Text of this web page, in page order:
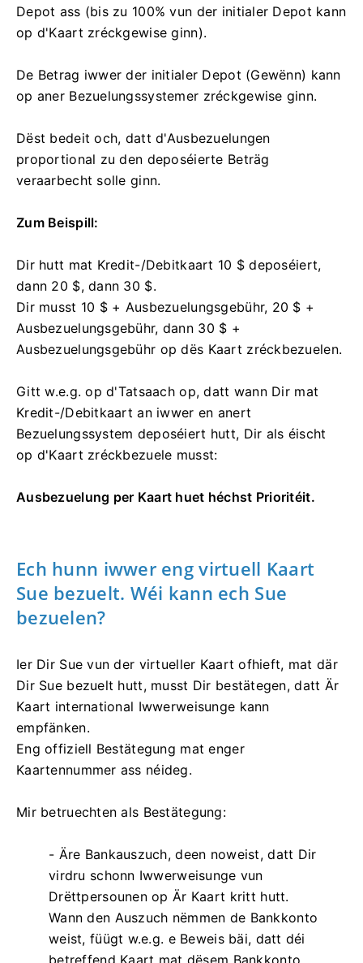
Depot ass (bis zu 100% vun der initialer Depot kann
op d'Kaart zréckgewise ginn).
De Betrag iwwer der initialer Depot (Gewënn) kann
op aner Bezuelungssystemer zréckgewise ginn.
Dëst bedeit och, datt d'Ausbezuelungen
proportional zu den deposéierte Beträg
veraarbecht solle ginn.
Zum Beispill:
Dir hutt mat Kredit-/Debitkaart 10 $ deposéiert,
dann 20 $, dann 30 $.
Dir musst 10 $ + Ausbezuelungsgebühr, 20 $ +
Ausbezuelungsgebühr, dann 30 $ +
Ausbezuelungsgebühr op dës Kaart zréckbezuelen.
Gitt w.e.g. op d'Tatsaach op, datt wann Dir mat
Kredit-/Debitkaart an iwwer en anert
Bezuelungssystem deposéiert hutt, Dir als éischt
op d'Kaart zréckbezuele musst:
Ausbezuelung per Kaart huet héchst Prioritéit.
Ech hunn iwwer eng virtuell Kaart
Sue bezuelt. Wéi kann ech Sue
bezuelen?
Ier Dir Sue vun der virtueller Kaart ofhieft, mat där
Dir Sue bezuelt hutt, musst Dir bestätegen, datt Är
Kaart international Iwwerweisunge kann
empfänken.
Eng offiziell Bestätegung mat enger
Kaartennummer ass néideg.
Mir betruechten als Bestätegung:
- Äre Bankauszuch, deen noweist, datt Dir
virdru schonn Iwwerweisunge vun
Drëttpersounen op Är Kaart kritt hutt.
Wann den Auszuch nëmmen de Bankkonto
weist, füügt w.e.g. e Beweis bäi, datt déi